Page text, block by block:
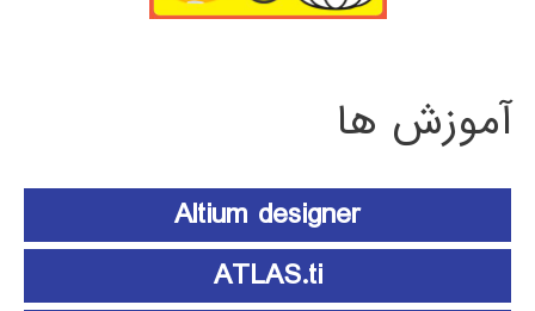
آموزش ها
Altium designer
ATLAS.ti